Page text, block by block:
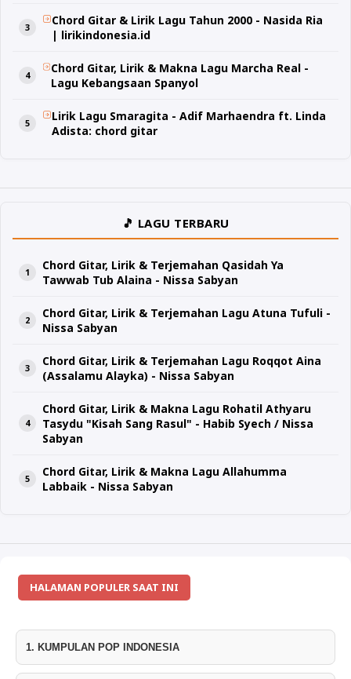
Chord Gitar & Lirik Lagu Tahun 2000 - Nasida Ria
| lirikindonesia.id
Chord Gitar, Lirik & Makna Lagu Marcha Real -
Lagu Kebangsaan Spanyol
Lirik Lagu Smaragita - Adif Marhaendra ft. Linda
Adista: chord gitar
🎵 LAGU TERBARU
Chord Gitar, Lirik & Terjemahan Qasidah Ya
Tawwab Tub Alaina - Nissa Sabyan
Chord Gitar, Lirik & Terjemahan Lagu Atuna Tufuli -
Nissa Sabyan
Chord Gitar, Lirik & Terjemahan Lagu Roqqot Aina
(Assalamu Alayka) - Nissa Sabyan
Chord Gitar, Lirik & Makna Lagu Rohatil Athyaru
Tasydu "Kisah Sang Rasul" - Habib Syech / Nissa
Sabyan
Chord Gitar, Lirik & Makna Lagu Allahumma
Labbaik - Nissa Sabyan
HALAMAN POPULER SAAT INI
1. KUMPULAN POP INDONESIA